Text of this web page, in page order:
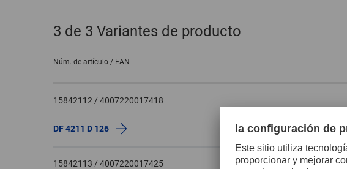
3 de 3 Variantes de producto
Núm. de artículo / EAN
15842112 / 4007220017418
DF 4211 D 126
15842113 / 4007220017425